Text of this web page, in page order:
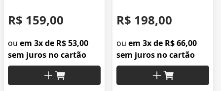
R$ 159,00
ou em 3x de R$ 53,00
sem juros no cartão
R$ 198,00
ou em 3x de R$ 66,00
sem juros no cartão